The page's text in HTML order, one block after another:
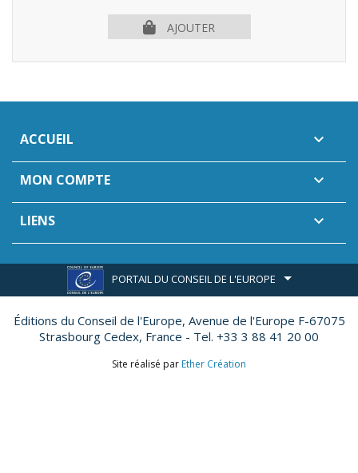
AJOUTER
ACCUEIL 
MON COMPTE 
LIENS 
PORTAIL DU CONSEIL DE L'EUROPE
Éditions du Conseil de l'Europe, Avenue de l'Europe F-67075
Strasbourg Cedex, France - Tel. +33 3 88 41 20 00
Site réalisé par Ether Création